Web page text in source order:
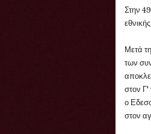
Στην
Μετά
των
στον Γ'
ο
στον